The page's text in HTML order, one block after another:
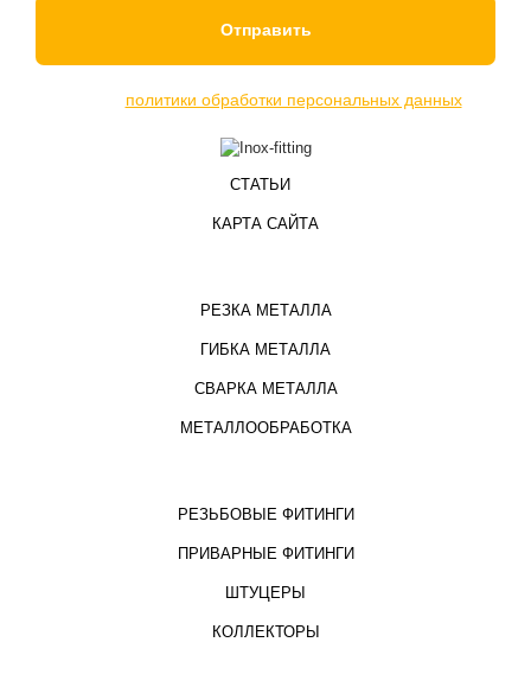
политики обработки персональных данных
СТАТЬИ
КАРТА САЙТА
РЕЗКА МЕТАЛЛА
ГИБКА МЕТАЛЛА
СВАРКА МЕТАЛЛА
МЕТАЛЛООБРАБОТКА
РЕЗЬБОВЫЕ ФИТИНГИ
ПРИВАРНЫЕ ФИТИНГИ
ШТУЦЕРЫ
КОЛЛЕКТОРЫ